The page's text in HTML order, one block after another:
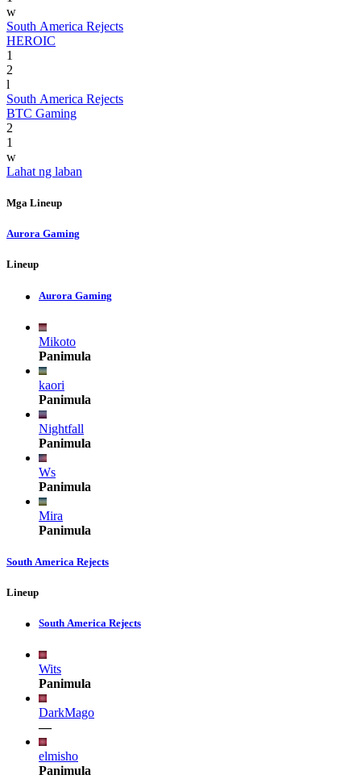
w
South America Rejects
HEROIC
1
2
l
South America Rejects
BTC Gaming
2
1
w
Lahat ng laban
Mga Lineup
Aurora Gaming
Lineup
Aurora Gaming
Mikoto
Panimula
kaori
Panimula
Nightfall
Panimula
Ws
Panimula
Mira
Panimula
South America Rejects
Lineup
South America Rejects
Wits
Panimula
DarkMago
—
elmisho
Panimula